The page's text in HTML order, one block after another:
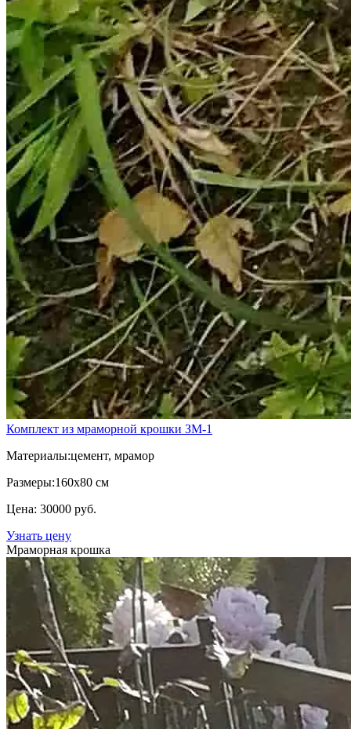
Комплект из мраморной крошки ЗМ-1
Материалы:цемент, мрамор
Размеры:160х80 см
Цена: 30000 руб.
Узнать цену
Мраморная крошка